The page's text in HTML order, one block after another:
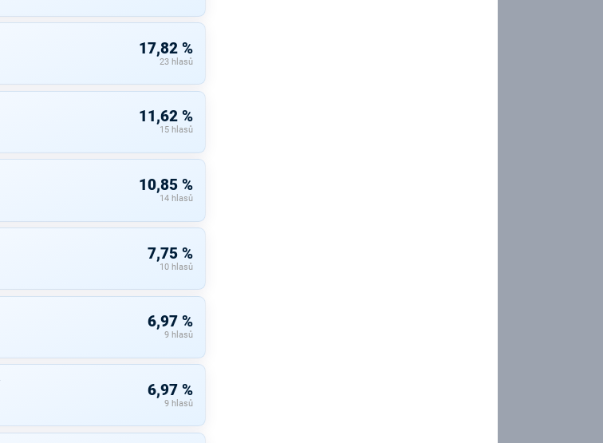
17,82 %
23 hlasů
11,62 %
15 hlasů
10,85 %
14 hlasů
7,75 %
10 hlasů
6,97 %
9 hlasů
6,97 %
9 hlasů